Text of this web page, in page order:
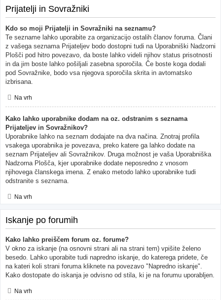
Prijatelji in Sovražniki
Kdo so moji Prijatelji in Sovražniki na seznamu?
Te sezname lahko uporabite za organizacijo ostalih članov foruma. Člani
z vašega seznama Prijateljev bodo dostopni tudi na Uporabniški Nadzorni
Plošči pod hitro povezavo, da boste lahko videli njihov status prisotnosti
in da jim boste lahko pošiljali zasebna sporočila. Če boste koga dodali
pod Sovražnike, bodo vsa njegova sporočila skrita in avtomatsko
izbrisana.
Na vrh
Kako lahko uporabnike dodam na oz. odstranim s seznama
Prijateljev in Sovražnikov?
Uporabnike lahko na seznam dodajate na dva načina. Znotraj profila
vsakega uporabnika je povezava, preko katere ga lahko dodate na
seznam Prijateljev ali Sovražnikov. Druga možnost je vaša Uporabniška
Nadzorna Plošča, kjer uporabnike dodate neposredno z vnosom
njihovega članskega imena. Z enako metodo lahko uporabnike tudi
odstranite s seznama.
Na vrh
Iskanje po forumih
Kako lahko preiščem forum oz. forume?
V okno za iskanje (na osnovni strani ali na strani tem) vpišite želeno
besedo. Lahko uporabite tudi napredno iskanje, do katerega pridete, če
na kateri koli strani foruma kliknete na povezavo "Napredno iskanje".
Kako dostopate do iskanja je odvisno od stila, ki je na forumu uporabljen.
Na vrh